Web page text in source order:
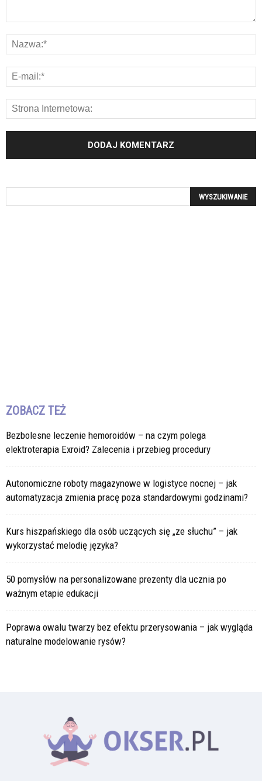
ZOBACZ TEŻ
Bezbolesne leczenie hemoroidów – na czym polega
elektroterapia Exroid? Zalecenia i przebieg procedury
Autonomiczne roboty magazynowe w logistyce nocnej – jak
automatyzacja zmienia pracę poza standardowymi godzinami?
Kurs hiszpańskiego dla osób uczących się „ze słuchu” – jak
wykorzystać melodię języka?
50 pomysłów na personalizowane prezenty dla ucznia po
ważnym etapie edukacji
Poprawa owalu twarzy bez efektu przerysowania – jak wygląda
naturalne modelowanie rysów?